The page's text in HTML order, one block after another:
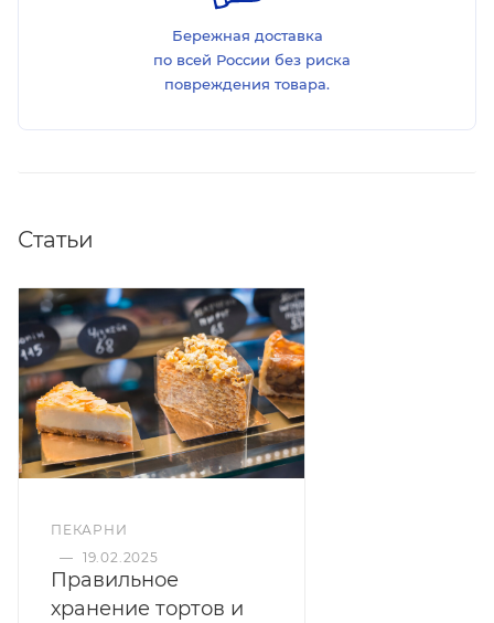
Бережная доставка
по всей России без риска
повреждения товара.
Статьи
ПЕКАРНИ
— 19.02.2025
Правильное
хранение тортов и